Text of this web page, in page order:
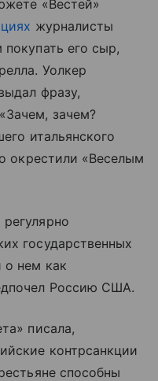
«Вестей»
журналисты
его сыр,
Уолкер
фразу,
зачем?
итальянского
окрестили «Веселым
государственных
о нем как
Россию США.
писала,
контрсанкции
способны